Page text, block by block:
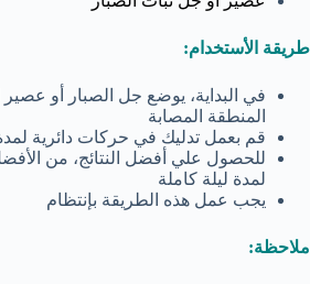
طريقة الأستخدام:
في البداية، يوضع جل الصبار أو
المنطقة المصابة
قم بعمل تدليك في حركات دائرية لمدة 2:3
للحصول علي أفضل النتائج، من
لمدة ليلة كاملة
يجب عمل هذه الطريقة بإنتظام
ملاحظة: